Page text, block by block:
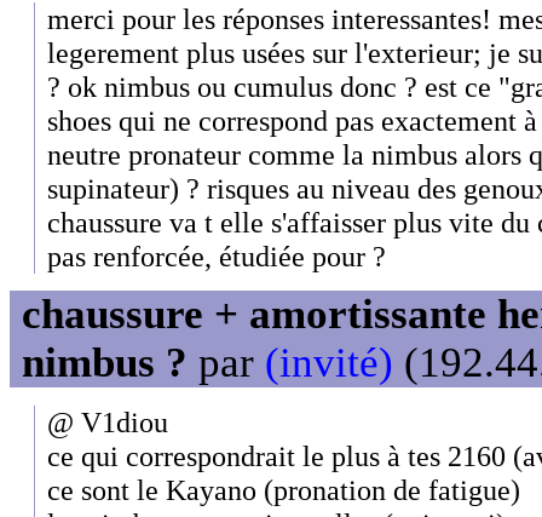
merci pour les réponses interessantes!
legerement plus usées sur l'exterieur; je
? ok nimbus ou cumulus donc ? est ce
shoes qui ne correspond pas exactement
neutre pronateur comme la nimbus alors
supinateur) ? risques au niveau des
chaussure va t elle s'affaisser plus vite
pas renforcée, étudiée pour ?
chaussure + amortissante
nimbus ? par (invité)
@ V1diou
ce qui correspondrait le plus à tes 2160
ce sont le Kayano (pronation de fatigue)